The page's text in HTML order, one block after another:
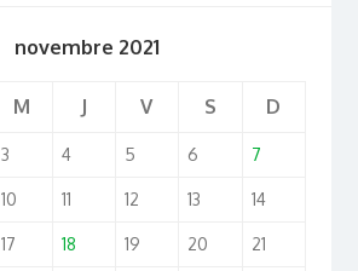
novembre 2021
M J V S D
3 4 5 6 7
10 11 12 13 14
17 18 19 20 21